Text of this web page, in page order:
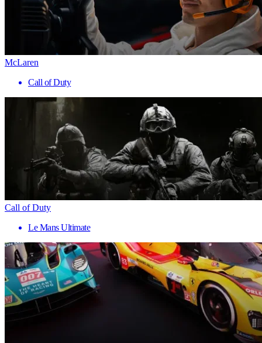
McLaren
Call of Duty
Call of Duty
Le Mans Ultimate